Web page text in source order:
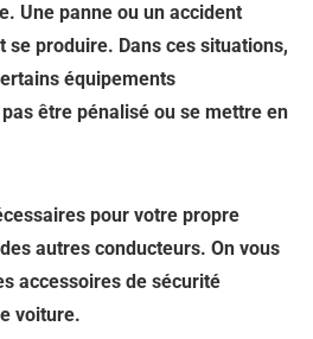
Une panne ou un accident
se produire. Dans ces situations,
équipements
être pénalisé ou se mettre en
pour votre propre
autres conducteurs. On vous
accessoires de sécurité
voiture.